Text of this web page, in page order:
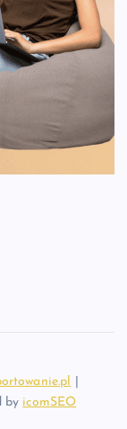
by icomSEO